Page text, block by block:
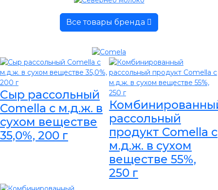
Все товары бренда
Сыр рассольный
Comella с м.д.ж. в
сухом веществе
35,0%, 200 г
рассольный
продукт Comella с
м.д.ж. в сухом
веществе 55%,
250 г